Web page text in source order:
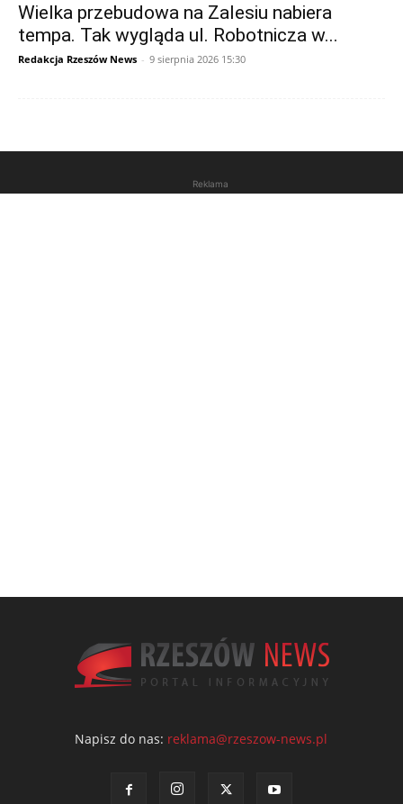
Wielka przebudowa na Zalesiu nabiera
tempa. Tak wygląda ul. Robotnicza w...
Redakcja Rzeszów News - 9 sierpnia 2026 15:30
Reklama
Napisz do nas: reklama@rzeszow-news.pl